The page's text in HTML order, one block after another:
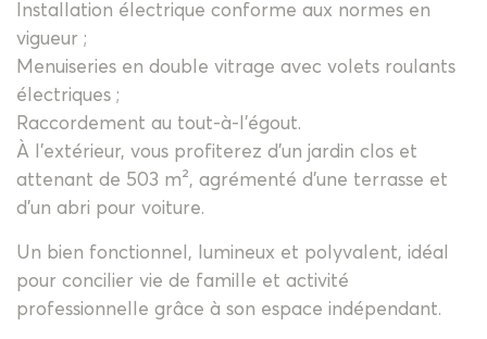
Installation électrique conforme aux normes en
vigueur ;
Menuiseries en double vitrage avec volets roulants
électriques ;
Raccordement au tout-à-l'égout.
À l'extérieur, vous profiterez d'un jardin clos et
attenant de 503 m², agrémenté d'une terrasse et
d'un abri pour voiture.
Un bien fonctionnel, lumineux et polyvalent, idéal
pour concilier vie de famille et activité
professionnelle grâce à son espace indépendant.